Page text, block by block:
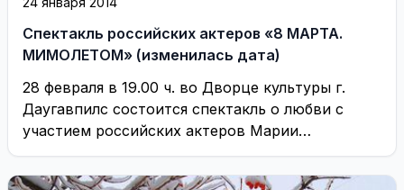
Спектакль российских актеров «8 МАРТА.
МИМОЛЕТОМ» (изменилась дата)
28 февраля в 19.00 ч. во Дворце культуры г.
Даугавпилс состоится спектакль о любви с
участием российских актеров Марии
Берсеневой, ...